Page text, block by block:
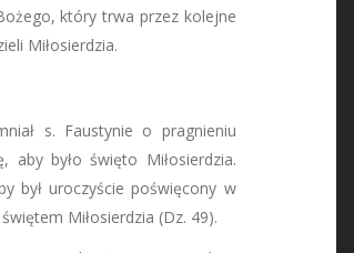
który trwa przez kolejne
Miłosierdzia.
s. Faustynie o pragnieniu
aby było święto Miłosierdzia.
był uroczyście poświęcony w
Miłosierdzia (Dz. 49).